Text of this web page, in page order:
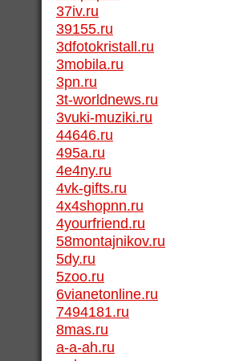
37iv.ru
39155.ru
3dfotokristall.ru
3mobila.ru
3pn.ru
3t-worldnews.ru
3vuki-muziki.ru
44646.ru
495a.ru
4e4ny.ru
4vk-gifts.ru
4x4shopnn.ru
4yourfriend.ru
58montajnikov.ru
5dy.ru
5zoo.ru
6vianetonline.ru
7494181.ru
8mas.ru
a-a-ah.ru